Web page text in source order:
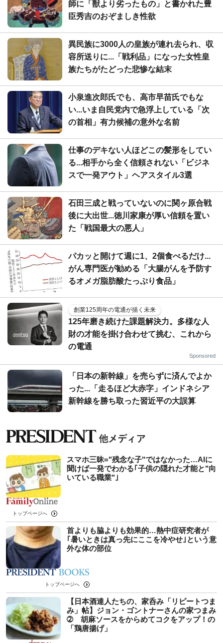
師に「獣より劣ったもの」と書かれた豊
臣秀吉のおぞましき性欲
異民族に3000人の皇族が連れ去られ、収
容所送りに...「戦利品」になった女性皇
族たちがたどった悲惨な結末
小泉進次郎氏でも、高市早苗氏でもな
い...いま自民党内で急浮上している「次
の首相」有力候補の意外な名前
仕事のデキない人ほどこの髪形をしてい
る...相手から全く信頼されない「ビジネ
スで一発アウト」ヘアスタイル3選
石田三成と戦っていないのに関ヶ原合戦
後に大出世...徳川家康が厚い信頼を置い
た「戦国最大の悪人」
パカッと開けて週に1、2個食べるだけ...
がん専門医が勧める「大腸がんを予防す
るオメガ脂肪酸たっぷり食品」
創業125周年の電通が描く未来
125年磨き続けた課題解決力。多様な人
財の才能を掛け合わせて挑む、これから
の電通
Sponsored
「日本の新幹線」を売らずに済んでよか
った...「走るほど大赤字」インドネシア
新幹線を勝ち取った習近平の大誤算
スマホ三昧="残念な子"ではなかった…AIに
聞けば一発でわかる｢子供の隠れた才能と"向
いている職業"｣
トップページへ
首よりも脇よりも効果的…熱中症研究者が
｢暑いときは真っ先にここを冷やせ｣という意
外な体の部位
トップページへ
【日本酒達人たちの、家呑み「リピートつま
み」帖】ジョン・ゴントナーさんの家つまみ
➁ 胡麻ソースをからめてコクをアップ！の
「鶏唐揚げ」